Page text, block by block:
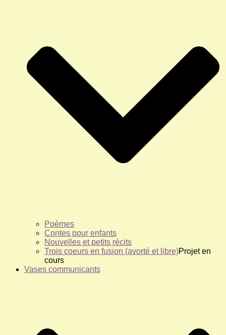
Poèmes
Contes pour enfants
Nouvelles et petits récits
Trois coeurs en fusion (avorté et libre)Projet en
cours
Vases communicants